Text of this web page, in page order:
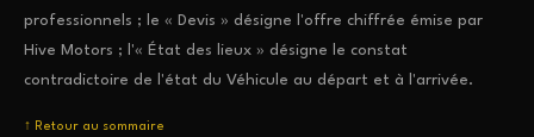
professionnels ; le « Devis » désigne l'offre chiffrée émise par
Hive Motors ; l'« État des lieux » désigne le constat
contradictoire de l'état du Véhicule au départ et à l'arrivée.
↑ Retour au sommaire